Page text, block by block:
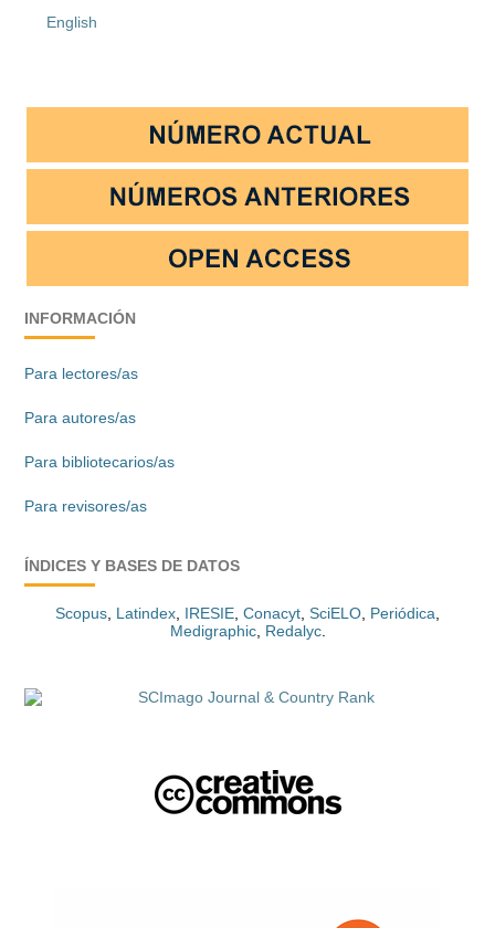
English
INFORMACIÓN
Para lectores/as
Para autores/as
Para bibliotecarios/as
Para revisores/as
ÍNDICES Y BASES DE DATOS
Scopus Latindex IRESIE Conacyt SciELO Periódica
Medigraphic, Redalyc.